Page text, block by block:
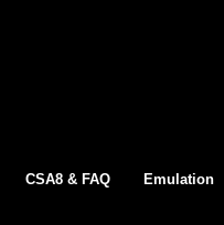
CSA8 & FAQ Emulation